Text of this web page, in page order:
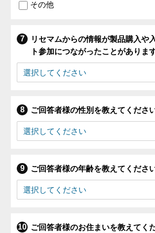
その他
リセマムからの情報が製品購入や
ト参加につながったことがありま
ご回答者様の性別を教えてください
ご回答者様の年齢を教えてください
ご回答者様のお住まいを教えてく